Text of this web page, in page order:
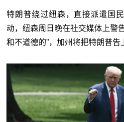
特朗普绕过纽森，直接派遣国
动，纽森周日晚在社交媒体上警
和不道德的”，加州将把特朗普告